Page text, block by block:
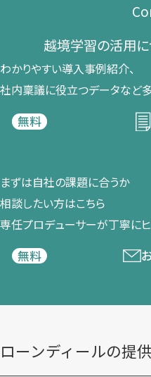
越境学習の​活用に​
わかりやすい導入事例紹介、​
社内稟議に​役立つデータなど​
無料
まずは​自社の​課題に​合うか​
相談したい方は​こちら
専任プロデューサーが​丁寧に​
無料
ローンディールの​提